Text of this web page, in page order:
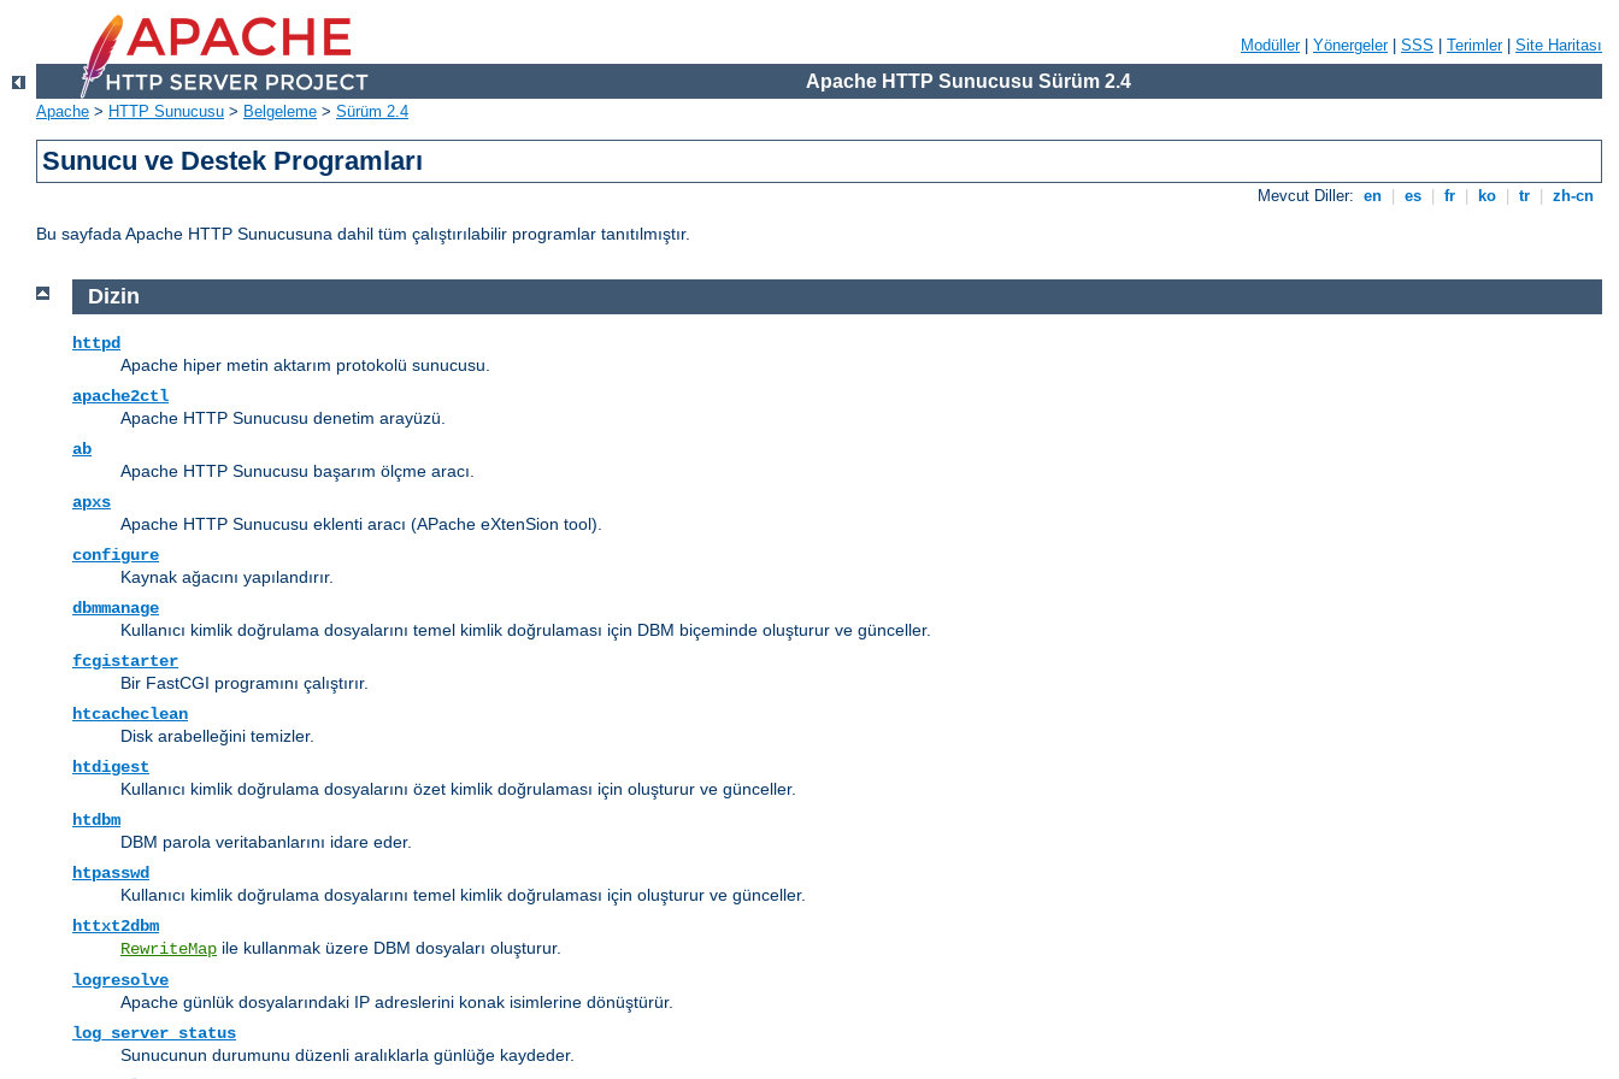
Modüller| Yönergeler| SSS Terimler| Site Haritası
Apache HTTP Sunucusu Sürüm 2.4
Apache > HTTP Sunucusu > Belgeleme > Sürüm 2.4
Sunucu ve Destek Programları
Mevcut Diller: en es fr ko tr zh-cn
Bu sayfada Apache HTTP Sunucusuna dahil tüm çalıştırılabilir programlar tanıtılmıştır.
Dizin
httpd
Apache hiper metin aktarım protokolü sunucusu.
apache2ctl
Apache HTTP Sunucusu denetim arayüzü.
ab
Apache HTTP Sunucusu başarım ölçme aracı.
apxs
Apache HTTP Sunucusu eklenti aracı (APache eXtenSion tool).
configure
Kaynak ağacını yapılandırır.
dbmmanage
Kullanıcı kimlik doğrulama dosyalarını temel kimlik doğrulaması için DBM biçeminde oluşturur ve günceller.
fcgistarter
Bir FastCGI programını çalıştırır.
htcacheclean
Disk arabelleğini temizler.
htdigest
Kullanıcı kimlik doğrulama dosyalarını özet kimlik doğrulaması için oluşturur ve günceller.
htdbm
DBM parola veritabanlarını idare eder.
htpasswd
Kullanıcı kimlik doğrulama dosyalarını temel kimlik doğrulaması için oluşturur ve günceller.
httxt2dbm
RewriteMap ile kullanmak üzere DBM dosyaları oluşturur.
logresolve
Apache günlük dosyalarındaki IP adreslerini konak isimlerine dönüştürür.
log_server_status
Sunucunun durumunu düzenli aralıklarla günlüğe kaydeder.